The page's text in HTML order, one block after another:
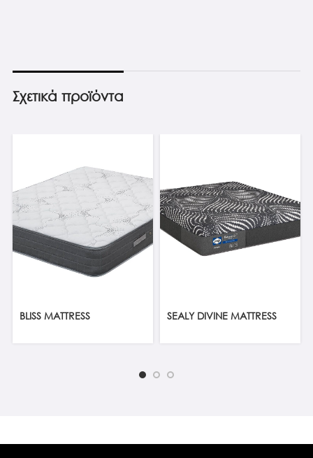
Σχετικά προϊόντα
BLISS MATTRESS SEALY DIVINE MATTRESS